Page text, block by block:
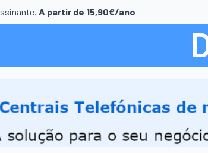
A partir de 15,90€/ano